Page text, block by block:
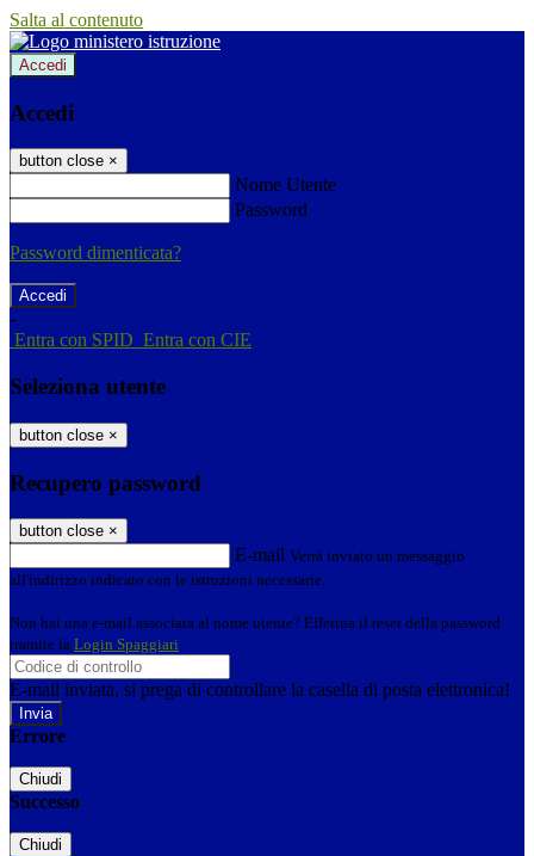
Salta al contenuto
Accedi
Accedi
button close ×
Nome Utente
Password
Password dimenticata?
-
Entra con SPID Entra con CIE
Seleziona utente
button close ×
Recupero password
button close ×
E-mail Verrà inviato un messaggio
all'indirizzo indicato con le istruzioni necessarie.
Non hai una e-mail associata al nome utente? Effettua il reset della password
tramite la Login Spaggiari
E-mail inviata, si prega di controllare la casella di posta elettronica!
Errore
Chiudi
Successo
Chiudi